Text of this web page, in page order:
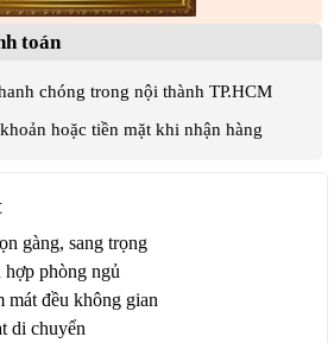
toán
chóng trong nội thành TP.HCM
hoặc tiền mặt khi nhận hàng
gàng, sang trọng
phòng ngủ
đều không gian
di chuyển